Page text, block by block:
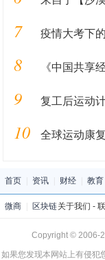
7 疫情大考下
8 《中国共享经济
9 复工后运动
10 全球运动康复科技
首页 资讯 财经 教育
微商 区块链关于我们 -
Copyright © 2006-
如果您发现本网站上有侵犯